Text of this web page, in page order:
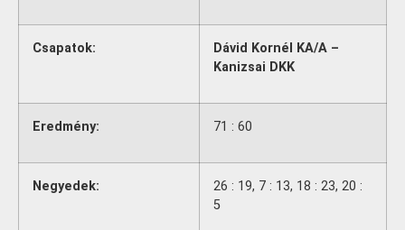
Csapatok:
Dávid Kornél KA/A –
Kanizsai DKK
Eredmény: 71 : 60
Negyedek:
26 : 19, 7 : 13, 18 : 23, 20 :
5